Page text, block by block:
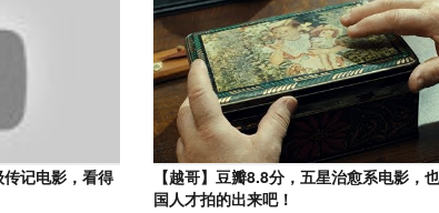
传记电影，看得
【越哥】豆瓣8.8分，五星治愈系电影，
国人才拍的出来吧！